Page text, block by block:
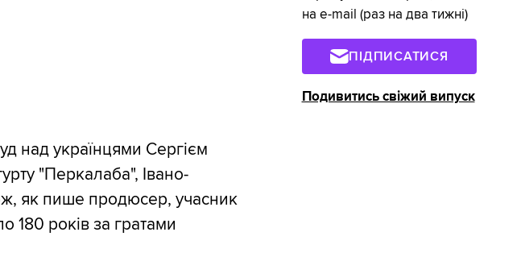
над українцями Сергієм
"Перкалаба", Івано-
як пише продюсер, учасник
180 років за гратами
на e-mail (раз на два тижні)
ПІДПИСАТИСЯ
Подивитись свіжий випуск